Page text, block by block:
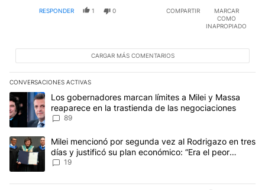
RESPONDER 1 0 COMPARTIR
MARCAR
COMO
INAPROPIADO
CARGAR MÁS COMENTARIOS
CONVERSACIONES ACTIVAS
Este listado muestra los artículos con más comentarios en los
Un artículo de tendencia con el título "Los gobernadores
Los gobernadores marcan límites a Milei y Massa
reaparece en la trastienda de las negociaciones
89
Un artículo de tendencia con el título "Milei mencionó por
Milei mencionó por segunda vez al Rodrigazo en tres
días y justificó su plan económico: “Era el peor
escenario posible”
19